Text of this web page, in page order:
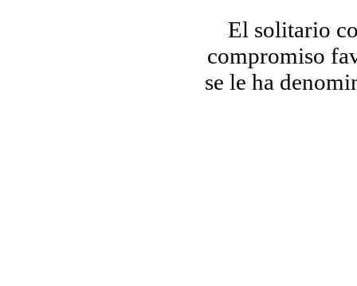
El solitario
compromiso
se le ha